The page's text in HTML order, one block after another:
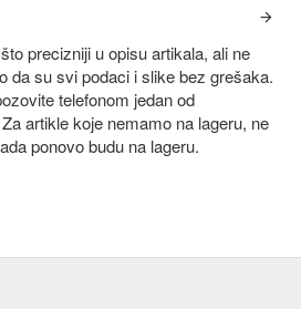
precizniji u opisu artikala, ali ne
da su svi podaci i slike bez grešaka.
telefonom jedan od
artikle koje nemamo na lageru, ne
ponovo budu na lageru.